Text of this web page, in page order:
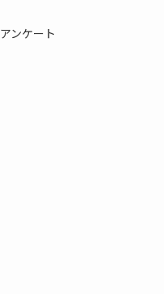
アンケート